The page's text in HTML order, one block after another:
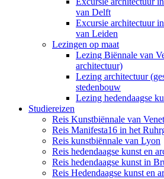
van Delft
Excursie architectuur
van Leiden
Lezingen op maat
Lezing Biënnale van
architectuur)
Lezing architectuur
stedenbouw
Lezing hedendaagse
Studiereizen
Reis Kunstbiënnale van
Reis Manifesta16 in het
Reis kunstbiënnale van Lyon
Reis hedendaagse kunst en
Reis hedendaagse kunst in
Reis Hedendaagse kunst en